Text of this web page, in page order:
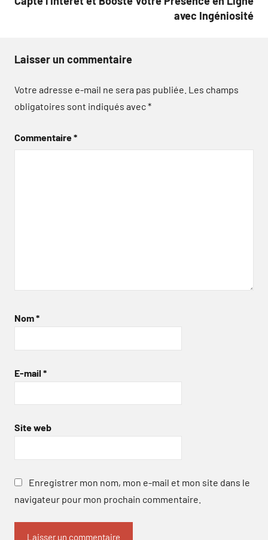
avec Ingéniosité
Laisser un commentaire
Votre adresse e-mail ne sera pas publiée. Les champs
obligatoires sont indiqués avec*
Commentaire*
Nom*
E-mail *
Site web
Enregistrer mon nom, mon e-mail et mon site dans le
navigateur pour mon prochain commentaire.